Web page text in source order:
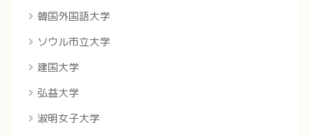
韓国外国語大学
ソウル市立大学
建国大学
弘益大学
淑明女子大学